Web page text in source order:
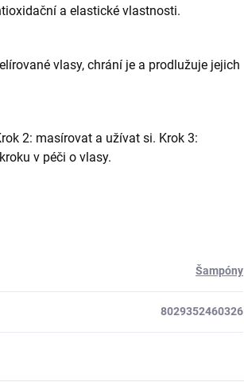
a elastické vlastnosti.
vlasy, chrání je a prodlužuje jejich
2: masírovat a užívat si. Krok 3:
v péči o vlasy.
Šampóny
8029352460326